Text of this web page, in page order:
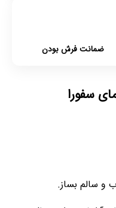
ضمانت فرش بودن
سفورا
و سالم بساز.